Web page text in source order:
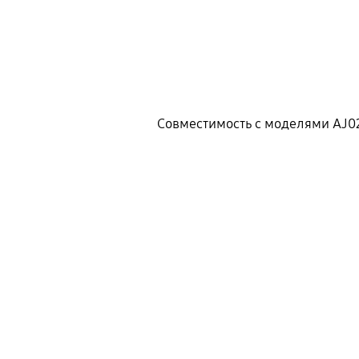
Совместимость с моделями